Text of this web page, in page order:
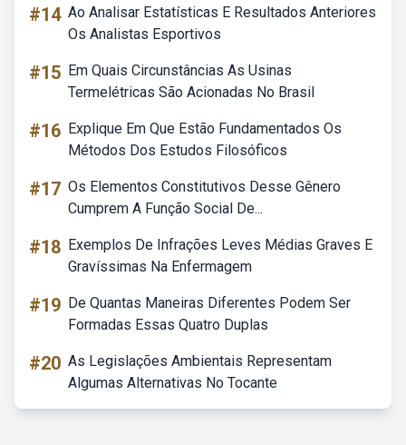
#14 Ao Analisar Estatísticas E Resultados Anteriores
Os Analistas Esportivos
#15 Em Quais Circunstâncias As Usinas
Termelétricas São Acionadas No Brasil
#16 Explique Em Que Estão Fundamentados Os
Métodos Dos Estudos Filosóficos
#17 Os Elementos Constitutivos Desse Gênero
Cumprem A Função Social De...
#18 Exemplos De Infrações Leves Médias Graves E
Gravíssimas Na Enfermagem
#19 De Quantas Maneiras Diferentes Podem Ser
Formadas Essas Quatro Duplas
#20 As Legislações Ambientais Representam
Algumas Alternativas No Tocante